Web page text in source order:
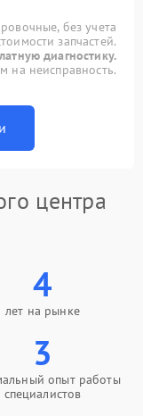
без учета
запчастей.
диагностику.
на неисправность.
центра
4
лет на рынке
3
опыт работы
специалистов